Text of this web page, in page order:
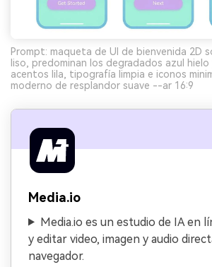
Prompt: maqueta de UI de bienvenida 2D
liso, predominan los degradados azul hielo
acentos lila, tipografía limpia e iconos
moderno de resplandor suave --ar 16:9
Media.io
Media.io es un estudio de IA en
y editar video, imagen y audio
navegador.